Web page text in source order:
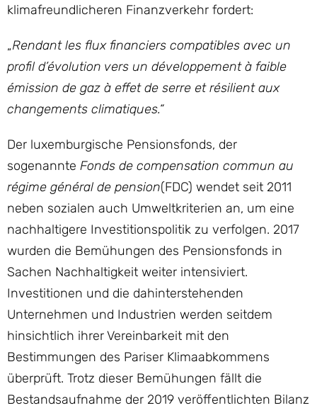
klimafreundlicheren Finanzverkehr fordert:
„Rendant les flux financiers compatibles avec un
profil d’évolution vers un développement à faible
émission de gaz à effet de serre et résilient aux
changements climatiques.“
Der luxemburgische Pensionsfonds, der
sogenannte Fonds de compensation commun au
régime général de pension(FDC) wendet seit 2011
neben sozialen auch Umweltkriterien an, um eine
nachhaltigere Investitionspolitik zu verfolgen. 2017
wurden die Bemühungen des Pensionsfonds in
Sachen Nachhaltigkeit weiter intensiviert.
Investitionen und die dahinterstehenden
Unternehmen und Industrien werden seitdem
hinsichtlich ihrer Vereinbarkeit mit den
Bestimmungen des Pariser Klimaabkommens
überprüft. Trotz dieser Bemühungen fällt die
Bestandsaufnahme der 2019 veröffentlichten Bilanz